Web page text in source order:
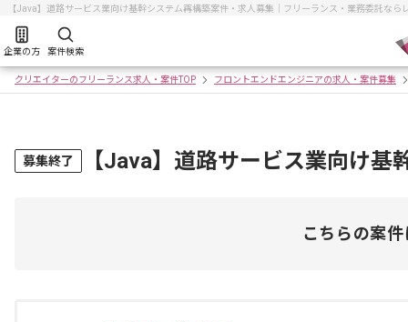
【Java】道路サービス業向け基幹システム再構築案件・求人募集｜フリーランス・業務委託なら
企業の方 案件検索
クリエイターのフリーランス求人・案件TOP フロントエンドエンジニアの求人・案件募集
募集終了 【Java】道路サービス業向け
こちらの案